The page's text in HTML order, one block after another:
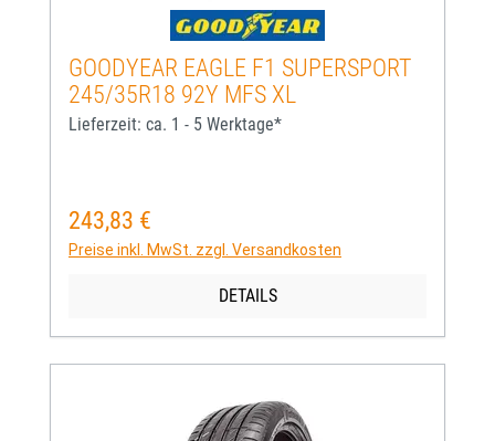
GOODYEAR EAGLE F1 SUPERSPORT
245/35R18 92Y MFS XL
Lieferzeit: ca. 1 - 5 Werktage*
Regulärer Preis:
243,83 €
Preise inkl. MwSt. zzgl. Versandkosten
DETAILS